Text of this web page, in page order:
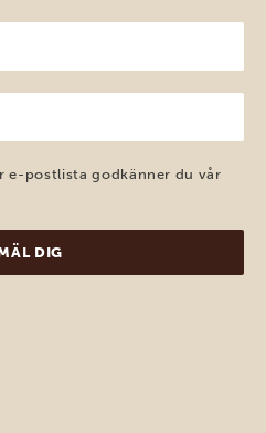
e-postlista godkänner du vår